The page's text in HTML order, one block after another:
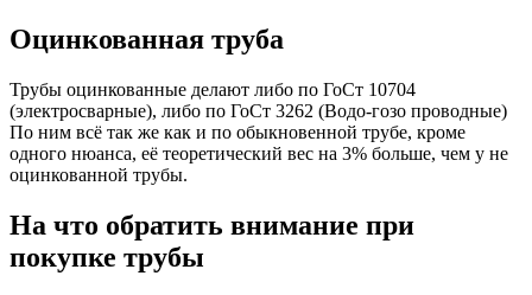
Оцинкованная труба
Трубы оцинкованные делают либо по ГоСт 10704
(электросварные), либо по ГоСт 3262 (Водо-гозо проводные)
По ним всё так же как и по обыкновенной трубе, кроме
одного нюанса, её теоретический вес на 3% больше, чем у не
оцинкованной трубы.
На что обратить внимание при
покупке трубы